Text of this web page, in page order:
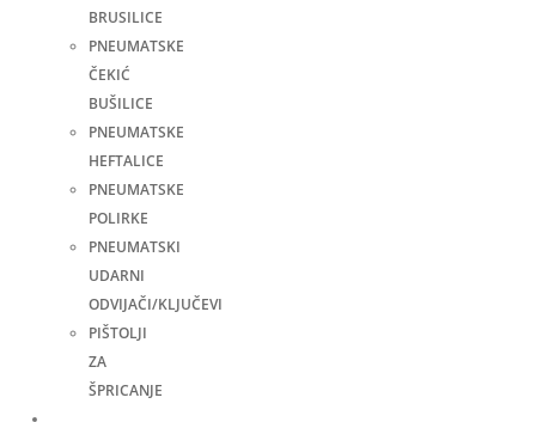
BRUSILICE
PNEUMATSKE
ČEKIĆ
BUŠILICE
PNEUMATSKE
HEFTALICE
PNEUMATSKE
POLIRKE
PNEUMATSKI
UDARNI
ODVIJAČI/KLJUČEVI
PIŠTOLJI
ZA
ŠPRICANJE